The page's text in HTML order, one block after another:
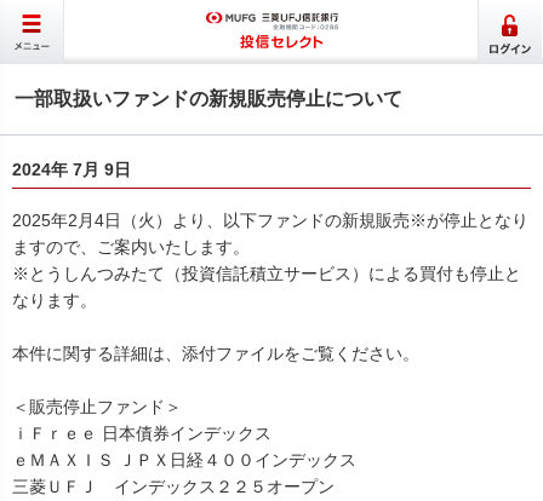
一部取扱いファンドの新規販売停止について
2024年 7月 9日
2025年2月4日（火）より、以下ファンドの新規販売※が停止となり
ますので、ご案内いたします。
※とうしんつみたて（投資信託積立サービス）による買付も停止と
なります。
本件に関する詳細は、添付ファイルをご覧ください。
＜販売停止ファンド＞
ｉＦｒｅｅ 日本債券インデックス
ｅＭＡＸＩＳ ＪＰＸ日経４００インデックス
三菱ＵＦＪ インデックス２２５オープン